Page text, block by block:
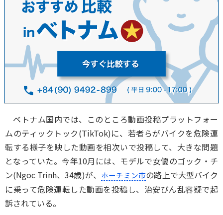
ベトナム国内では、このところ動画投稿プラットフォー
ムのティックトック(TikTok)に、若者らがバイクを危険運
転する様子を映した動画を相次いで投稿して、大きな問題
となっていた。今年10月には、モデルで女優のゴック・チ
ン(Ngoc Trinh、34歳)が、 ホーチミン市の路上で大型バイク
に乗って危険運転した動画を投稿し、治安びん乱容疑で起
訴されている。